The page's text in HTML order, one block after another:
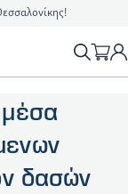
info@astoriasafetystores.gr
δασών